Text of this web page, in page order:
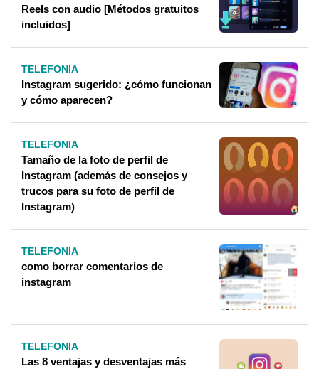
Reels con audio [Métodos gratuitos
incluidos]
TELEFONIA
Instagram sugerido: ¿cómo funcionan
y cómo aparecen?
TELEFONIA
Tamaño de la foto de perfil de
Instagram (además de consejos y
trucos para su foto de perfil de
Instagram)
TELEFONIA
como borrar comentarios de
instagram
TELEFONIA
Las 8 ventajas y desventajas más